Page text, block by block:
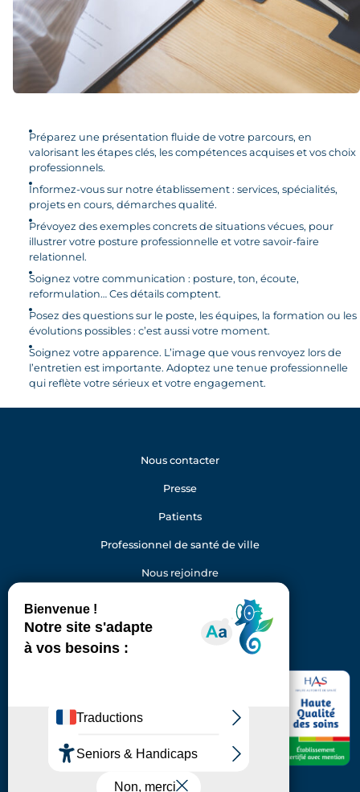
Préparez une présentation fluide de votre parcours, en
valorisant les étapes clés, les compétences acquises et vos choix
professionnels.
Informez-vous sur notre établissement : services, spécialités,
projets en cours, démarches qualité.
Prévoyez des exemples concrets de situations vécues, pour
illustrer votre posture professionnelle et votre savoir-faire
relationnel.
Soignez votre communication : posture, ton, écoute,
reformulation… Ces détails comptent.
Posez des questions sur le poste, les équipes, la formation ou les
évolutions possibles : c’est aussi votre moment.
Soignez votre apparence. L’image que vous renvoyez lors de
l’entretien est importante. Adoptez une tenue professionnelle
qui reflète votre sérieux et votre engagement.
92150 Suresnes
Standard : 01 46 25 20 00
Nous contacter
Presse
Patients
Professionnel de santé de ville
Nous rejoindre
LinkedInInstagram